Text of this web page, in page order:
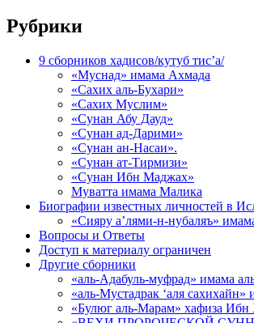
Рубрики
9 сборников хадисов/кутуб тис’а/
«Муснад» имама Ахмада
«Сахих аль-Бухари»
«Сахих Муслим»
«Сунан Абу Дауд»
«Сунан ад-Дарими»
«Сунан ан-Насаи».
«Сунан ат-Тирмизи»
«Сунан Ибн Маджах»
Муватта имама Малика
Биографии известных личностей в
«Сияру а’лями-н-нубаляъ»
Вопросы и Ответы
Доступ к материалу ограничен
Другие сборники
«аль-Адабуль-муфрад» имама
«аль-Мустадрак ‘аля
«Булюг аль-Марам» хафиза Ибн